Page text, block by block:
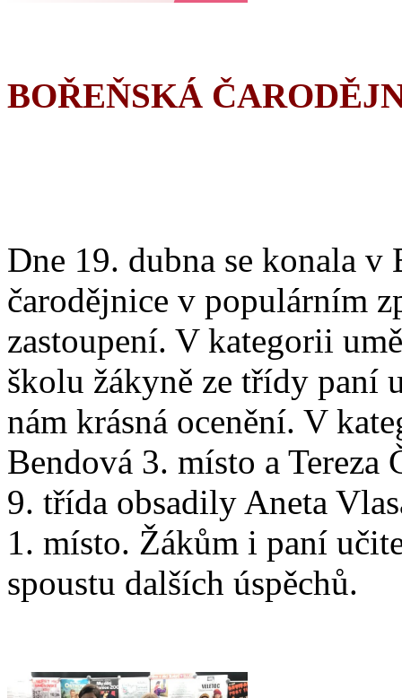
BOŘEŇSKÁ
Dne 19. dubna se konala v
čarodějnice v populárním
zastoupení. V kategorii
školu žákyně ze třídy paní
nám krásná ocenění. V
Bendová 3. místo a
9. třída obsadily Aneta
1. místo. Žákům i paní
spoustu dalších úspěchů.